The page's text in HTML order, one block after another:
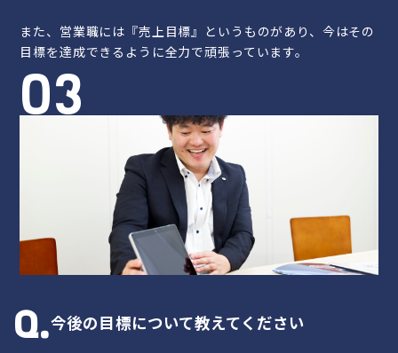
また、営業職には『売上目標』というものがあり、今はその
目標を達成できるように全力で頑張っています。
03
今後の目標について教えてください